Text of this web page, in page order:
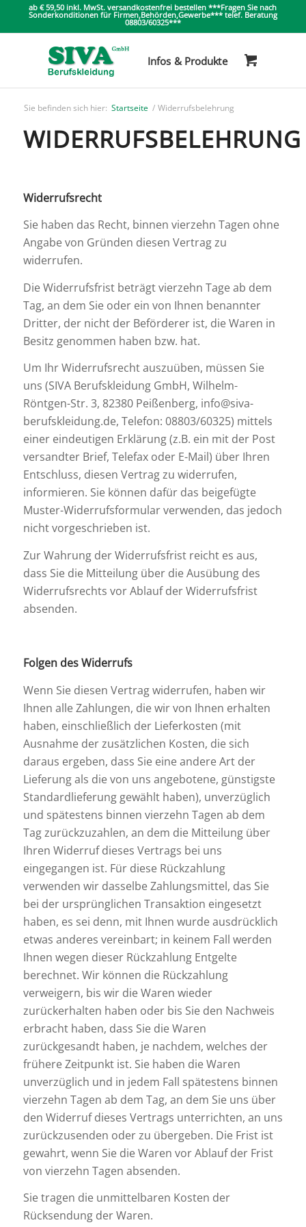
ab € 59,50 inkl. MwSt. versandkostenfrei bestellen ***Fragen Sie nach
Sonderkonditionen für Firmen,Behörden,Gewerbe*** telef. Beratung
08803/60325***
Sie befinden sich hier: Startseite / Widerrufsbelehrung
WIDERRUFSBELEHRUNG
Widerrufsrecht
Sie haben das Recht, binnen vierzehn Tagen ohne
Angabe von Gründen diesen Vertrag zu
widerrufen.
Die Widerrufsfrist beträgt vierzehn Tage ab dem
Tag, an dem Sie oder ein von Ihnen benannter
Dritter, der nicht der Beförderer ist, die Waren in
Besitz genommen haben bzw. hat.
Um Ihr Widerrufsrecht auszuüben, müssen Sie
uns (SIVA Berufskleidung GmbH, Wilhelm-
Röntgen-Str. 3, 82380 Peißenberg, info@siva-
berufskleidung.de, Telefon: 08803/60325) mittels
einer eindeutigen Erklärung (z.B. ein mit der Post
versandter Brief, Telefax oder E-Mail) über Ihren
Entschluss, diesen Vertrag zu widerrufen,
informieren. Sie können dafür das beigefügte
Muster-Widerrufsformular verwenden, das jedoch
nicht vorgeschrieben ist.
Zur Wahrung der Widerrufsfrist reicht es aus,
dass Sie die Mitteilung über die Ausübung des
Widerrufsrechts vor Ablauf der Widerrufsfrist
absenden.
Folgen des Widerrufs
Wenn Sie diesen Vertrag widerrufen, haben wir
Ihnen alle Zahlungen, die wir von Ihnen erhalten
haben, einschließlich der Lieferkosten (mit
Ausnahme der zusätzlichen Kosten, die sich
daraus ergeben, dass Sie eine andere Art der
Lieferung als die von uns angebotene, günstigste
Standardlieferung gewählt haben), unverzüglich
und spätestens binnen vierzehn Tagen ab dem
Tag zurückzuzahlen, an dem die Mitteilung über
Ihren Widerruf dieses Vertrags bei uns
eingegangen ist. Für diese Rückzahlung
verwenden wir dasselbe Zahlungsmittel, das Sie
bei der ursprünglichen Transaktion eingesetzt
haben, es sei denn, mit Ihnen wurde ausdrücklich
etwas anderes vereinbart; in keinem Fall werden
Ihnen wegen dieser Rückzahlung Entgelte
berechnet. Wir können die Rückzahlung
verweigern, bis wir die Waren wieder
zurückerhalten haben oder bis Sie den Nachweis
erbracht haben, dass Sie die Waren
zurückgesandt haben, je nachdem, welches der
frühere Zeitpunkt ist. Sie haben die Waren
unverzüglich und in jedem Fall spätestens binnen
vierzehn Tagen ab dem Tag, an dem Sie uns über
den Widerruf dieses Vertrags unterrichten, an uns
zurückzusenden oder zu übergeben. Die Frist ist
gewahrt, wenn Sie die Waren vor Ablauf der Frist
von vierzehn Tagen absenden.
Sie tragen die unmittelbaren Kosten der
Rücksendung der Waren.